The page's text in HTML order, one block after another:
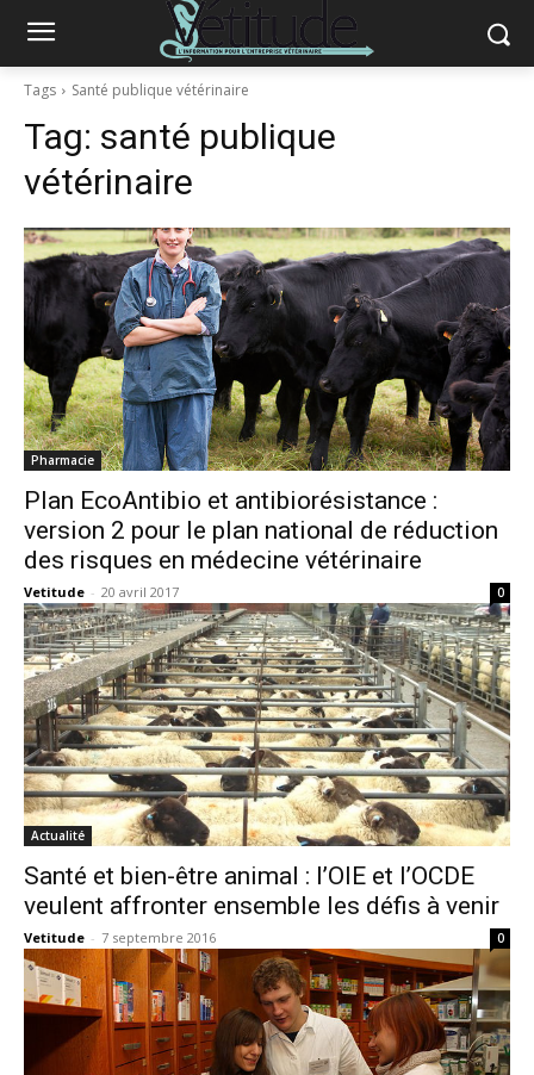
Tags Santé publique vétérinaire
Tag: santé publique
vétérinaire
Pharmacie
Plan EcoAntibio et antibiorésistance :
version 2 pour le plan national de réduction
des risques en médecine vétérinaire
Vetitude - 20 avril 2017 0
Actualité
Santé et bien-être animal : l’OIE et l’OCDE
veulent affronter ensemble les défis à venir
Vetitude - 7 septembre 2016 0